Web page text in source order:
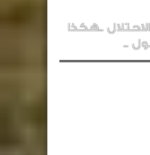
..هكذا
..